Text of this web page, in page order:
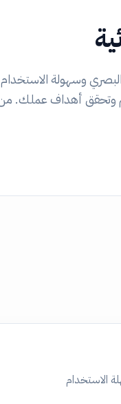
وسهولة
أهداف عملك. من
الاستخدام